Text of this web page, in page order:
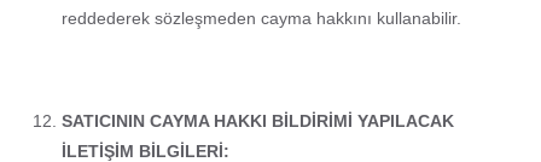
reddederek sözleşmeden cayma hakkını kullanabilir.
SATICININ CAYMA HAKKI BİLDİRİMİ YAPILACAK
İLETİŞİM BİLGİLERİ: